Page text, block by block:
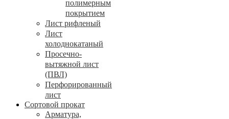
полимерным
покрытием
Лист рифленый
Лист
холоднокатаный
Просечно-
вытяжной лист
(ПВЛ)
Перфорированный
лист
Сортовой прокат
Арматура,